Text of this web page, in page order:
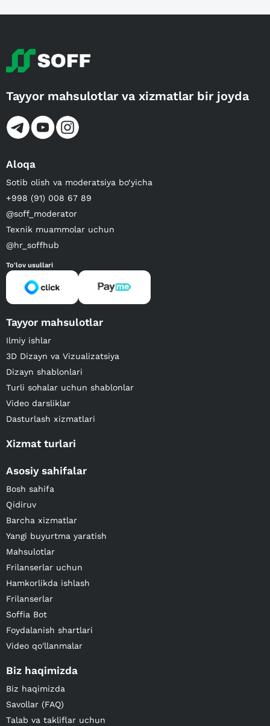
Tayyor mahsulotlar va xizmatlar bir joyda
Aloqa
Sotib olish va moderatsiya bo‘yicha
+998 (91) 008 67 89
@soff_moderator
Texnik muammolar uchun
@hr_soffhub
To'lov usullari
Tayyor mahsulotlar
Ilmiy ishlar
3D Dizayn va Vizualizatsiya
Dizayn shablonlari
Turli sohalar uchun shablonlar
Video darsliklar
Dasturlash xizmatlari
Xizmat turlari
Asosiy sahifalar
Bosh sahifa
Qidiruv
Barcha xizmatlar
Yangi buyurtma yaratish
Mahsulotlar
Frilanserlar uchun
Hamkorlikda ishlash
Frilanserlar
Soffia Bot
Foydalanish shartlari
Video qo'llanmalar
Biz haqimizda
Biz haqimizda
Savollar (FAQ)
Talab va takliflar uchun